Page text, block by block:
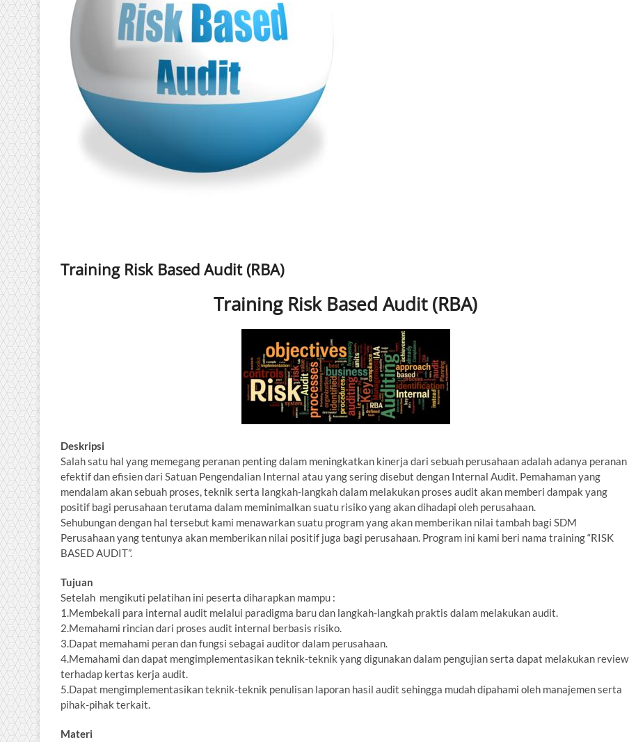
Training Risk Based Audit (RBA)
Training Risk Based Audit (RBA)
Deskripsi
Salah satu hal yang memegang peranan penting dalam meningkatkan kinerja dari sebuah perusahaan adalah adanya peranan
efektif dan efisien dari Satuan Pengendalian Internal atau yang sering disebut dengan Internal Audit. Pemahaman yang
mendalam akan sebuah proses, teknik serta langkah-langkah dalam melakukan proses audit akan memberi dampak yang
positif bagi perusahaan terutama dalam meminimalkan suatu risiko yang akan dihadapi oleh perusahaan.
Sehubungan dengan hal tersebut kami menawarkan suatu program yang akan memberikan nilai tambah bagi SDM
Perusahaan yang tentunya akan memberikan nilai positif juga bagi perusahaan. Program ini kami beri nama training “RISK
BASED AUDIT”.
Tujuan
Setelah mengikuti pelatihan ini peserta diharapkan mampu :
1.Membekali para internal audit melalui paradigma baru dan langkah-langkah praktis dalam melakukan audit.
2.Memahami rincian dari proses audit internal berbasis risiko.
3.Dapat memahami peran dan fungsi sebagai auditor dalam perusahaan.
4.Memahami dan dapat mengimplementasikan teknik-teknik yang digunakan dalam pengujian serta dapat melakukan review
terhadap kertas kerja audit.
5.Dapat mengimplementasikan teknik-teknik penulisan laporan hasil audit sehingga mudah dipahami oleh manajemen serta
pihak-pihak terkait.
Materi